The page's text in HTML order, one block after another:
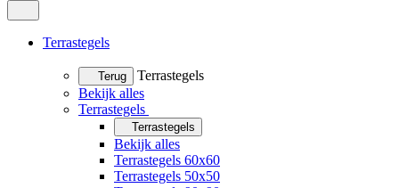
Terrastegels
Terug
Terrastegels
Bekijk alles
Terrastegels
Terrastegels
Bekijk alles
Terrastegels 60x60
Terrastegels 50x50